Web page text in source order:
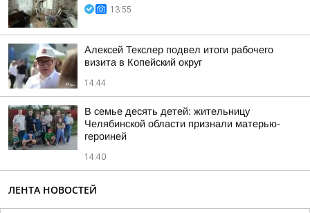
13:55
Алексей Текслер подвел итоги рабочего
визита в Копейский округ
14:44
В семье десять детей: жительницу
Челябинской области признали матерью-
героиней
14:40
ЛЕНТА НОВОСТЕЙ